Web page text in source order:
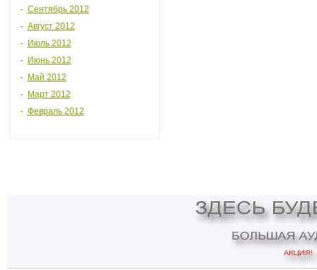
Сентябрь 2012
Август 2012
Июль 2012
Июнь 2012
Май 2012
Март 2012
Февраль 2012